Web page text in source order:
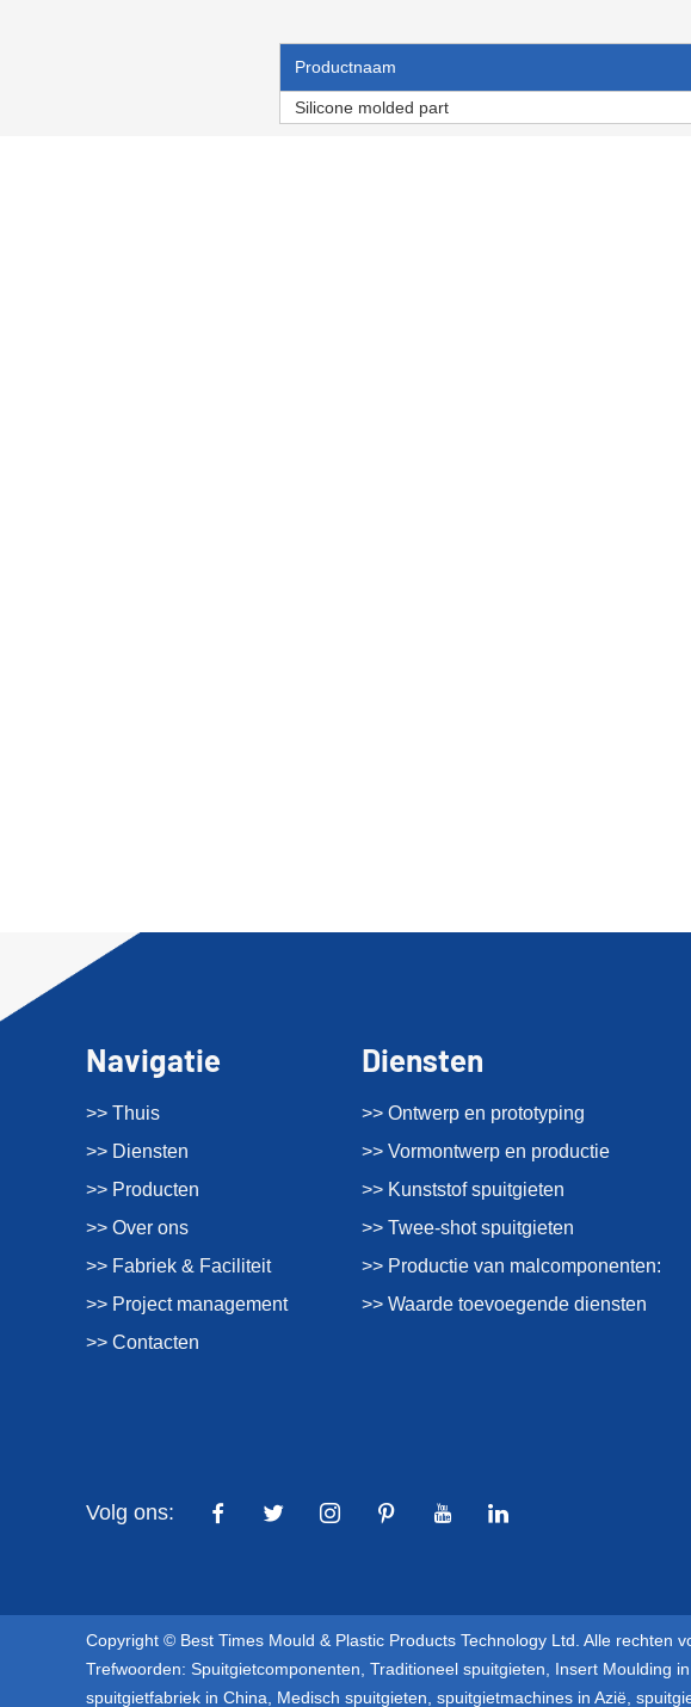
Productnaam
Silicone molded part
Navigatie
>> Thuis
>> Diensten
>> Producten
>> Over ons
>> Fabriek & Faciliteit
>> Project management
>> Contacten
Diensten
>> Ontwerp en prototyping
>> Vormontwerp en productie
>> Kunststof spuitgieten
>> Twee-shot spuitgieten
>> Productie van malcomponenten:
>> Waarde toevoegende diensten
Volg ons:
Copyright © Best Times Mould & Plastic Products Technology Ltd. Alle rechten
Trefwoorden: Spuitgietcomponenten Traditioneel spuitgieten Insert Moulding
spuitgietfabriek in China
Medisch spuitgieten spuitgietmachines in Azië